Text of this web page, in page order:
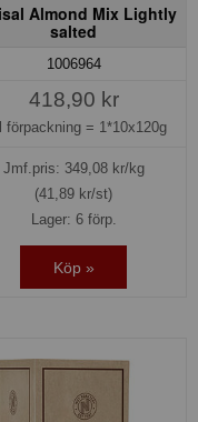
Almond Mix Lightly
salted
1006964
418,90 kr
förpackning = 1*10x120g
Jmf.pris: 349,08kr/kg
(41,89 kr/st)
Lager: 6 förp.
Köp »